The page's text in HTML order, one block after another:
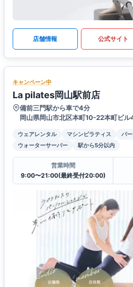
店舗情報 公式サイト
キャンペーン中
La pilates岡山駅前店
備前三門駅から車で4分
岡山県岡山市北区本町10-22本町ビル
ウェアレンタル マシンピラティス
パ
ウォーターサーバー
駅から5分以内
営業時間
9:00〜21:00(最終受付20:00)